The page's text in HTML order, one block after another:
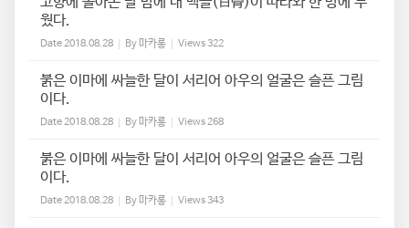
웠다.
Date2018.08.28 By 마카롱 Views322
붉은 이마에 싸늘한 달이 서리어 아우의 얼굴은 슬픈 그림
이다.
Date2018.08.28 By 마카롱 Views268
붉은 이마에 싸늘한 달이 서리어 아우의 얼굴은 슬픈 그림
이다.
Date2018.08.28 By 마카롱 Views343